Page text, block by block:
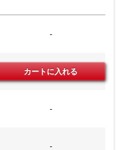
-
-
-